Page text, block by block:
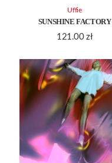
SUNSHINE FACTORY
121.00 zł
Uffie